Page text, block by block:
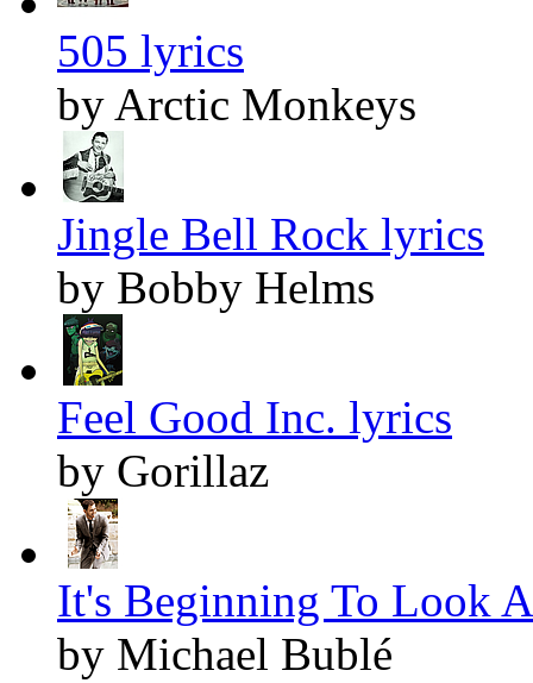
505 lyrics
by Arctic Monkeys
Jingle Bell Rock lyrics
by Bobby Helms
Feel Good Inc. lyrics
by Gorillaz
It's Beginning To Look
by Michael Bublé